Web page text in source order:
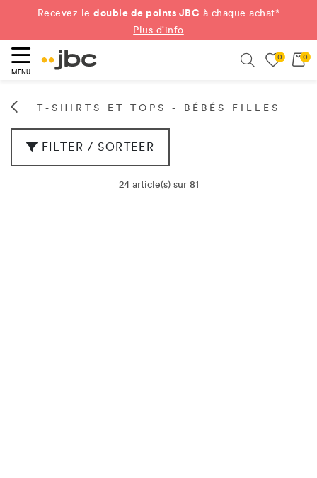
Recevez ledouble de points JBC à chaque achat*
Plus d'info
MENU
0 0
T-SHIRTS ET TOPS - BÉBÉS FILLES
FILTER / SORTEER
24 article(s) sur 81